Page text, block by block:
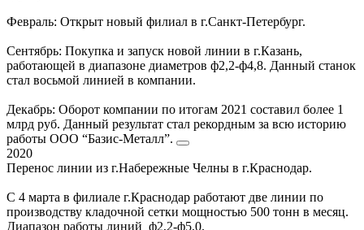
Февраль: Открыт новый филиал в г.Санкт-Петербург.
Сентябрь: Покупка и запуск новой линии в г.Казань,
работающей в диапазоне диаметров ф2,2-ф4,8. Данный станок
стал восьмой линией в компании.
Декабрь: Оборот компании по итогам 2021 составил более 1
млрд руб. Данный результат стал рекордным за всю историю
работы ООО “Базис-Металл”.
2020
Перенос линии из г.Набережные Челны в г.Краснодар.
С 4 марта в филиале г.Краснодар работают две линии по
производству кладочной сетки мощностью 500 тонн в месяц.
Диапазон работы линий ф2,2-ф5,0.